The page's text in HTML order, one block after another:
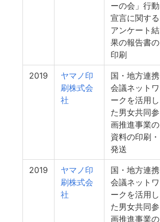
ーの会」行動
宣言に関する
アンケート結
果の報告書の
印刷
2019
ヤマノ印
刷株式会
社
国・地方連携
会議ネットワ
ークを活用し
た男女共同参
画推進事業の
資料の印刷・
発送
2019
ヤマノ印
刷株式会
社
国・地方連携
会議ネットワ
ークを活用し
た男女共同参
画推進事業の